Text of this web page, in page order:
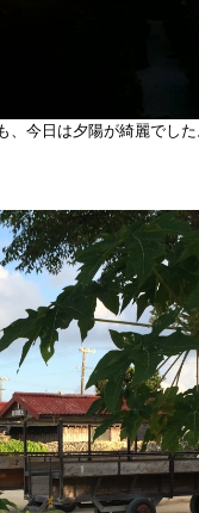
、今日は夕陽が綺麗でし